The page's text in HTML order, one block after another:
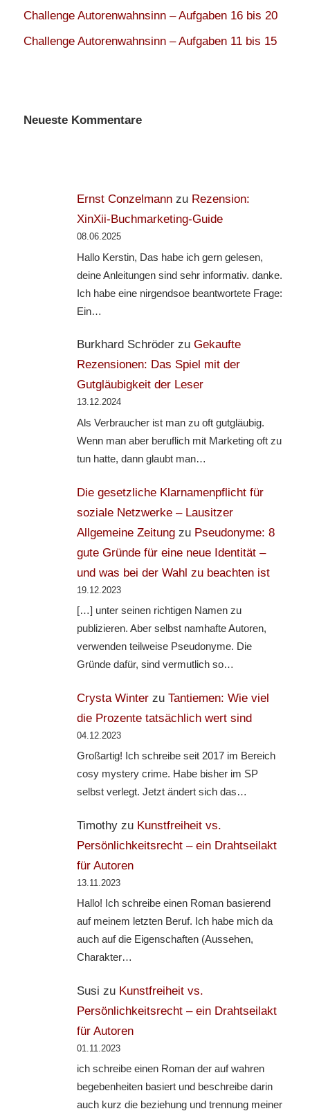
Challenge Autorenwahnsinn – Aufgaben 16 bis 20
Challenge Autorenwahnsinn – Aufgaben 11 bis 15
Neueste Kommentare
Ernst Conzelmannzu Rezension:
XinXii-Buchmarketing-Guide
08.06.2025
Hallo Kerstin, Das habe ich gern gelesen,
deine Anleitungen sind sehr informativ. danke.
Ich habe eine nirgendsoe beantwortete Frage:
Ein…
Burkhard Schröderzu Gekaufte
Rezensionen: Das Spiel mit der
Gutgläubigkeit der Leser
13.12.2024
Als Verbraucher ist man zu oft gutgläubig.
Wenn man aber beruflich mit Marketing oft zu
tun hatte, dann glaubt man…
Die gesetzliche Klarnamenpflicht für
soziale Netzwerke – Lausitzer
Allgemeine Zeitungzu Pseudonyme: 8
gute Gründe für eine neue Identität –
und was bei der Wahl zu beachten ist
19.12.2023
[…] unter seinen richtigen Namen zu
publizieren. Aber selbst namhafte Autoren,
verwenden teilweise Pseudonyme. Die
Gründe dafür, sind vermutlich so…
Crysta Winterzu Tantiemen: Wie viel
die Prozente tatsächlich wert sind
04.12.2023
Großartig! Ich schreibe seit 2017 im Bereich
cosy mystery crime. Habe bisher im SP
selbst verlegt. Jetzt ändert sich das…
Timothyzu Kunstfreiheit vs.
Persönlichkeitsrecht – ein Drahtseilakt
für Autoren
13.11.2023
Hallo! Ich schreibe einen Roman basierend
auf meinem letzten Beruf. Ich habe mich da
auch auf die Eigenschaften (Aussehen,
Charakter…
Susi zu Kunstfreiheit vs.
Persönlichkeitsrecht – ein Drahtseilakt
für Autoren
01.11.2023
ich schreibe einen Roman der auf wahren
begebenheiten basiert und beschreibe darin
auch kurz die beziehung und trennung meiner